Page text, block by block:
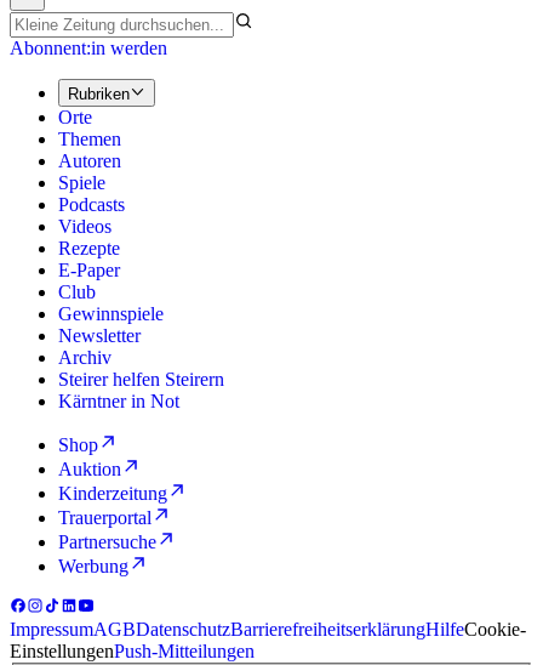
Abonnent:in werden
Rubriken
Orte
Themen
Autoren
Spiele
Podcasts
Videos
Rezepte
E-Paper
Club
Gewinnspiele
Newsletter
Archiv
Steirer helfen Steirern
Kärntner in Not
Shop
Auktion
Kinderzeitung
Trauerportal
Partnersuche
Werbung
ImpressumAGBDatenschutzBarrierefreiheitserklärungHilfeCookie-
EinstellungenPush-Mitteilungen